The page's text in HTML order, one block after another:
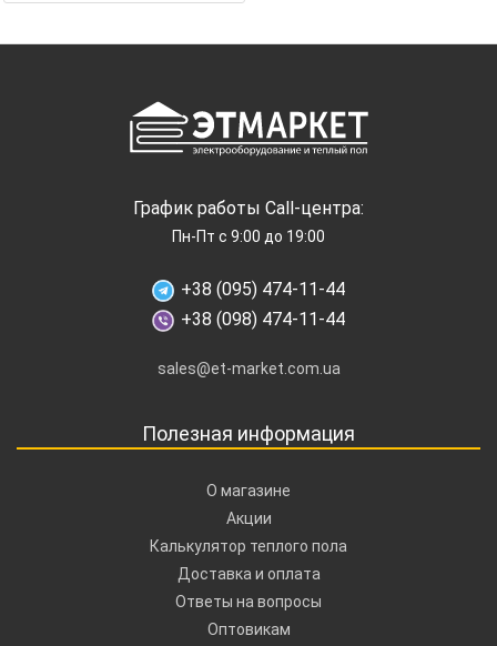
График работы Call-центра:
Пн-Пт с 9:00 до 19:00
+38 (095) 474-11-44
+38 (098) 474-11-44
sales@et-market.com.ua
Полезная информация
О магазине
Акции
Калькулятор теплого пола
Доставка и оплата
Ответы на вопросы
Оптовикам